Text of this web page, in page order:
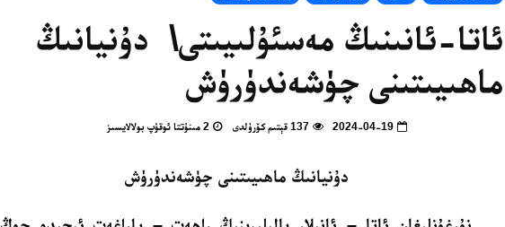
ئاتا-ئانىنىڭ مەسئۇلىيىتى\ دۇنيانىڭ
ماھىيىتىنى چۈشەندۈرۈش
2024-04-19 137 قېتىم كۆرۈلدى 2 مىنۇتتا ئوقۇپ بولالايسىز
دۇنيانىڭ ماھىيىتىنى چۈشەندۈرۈش